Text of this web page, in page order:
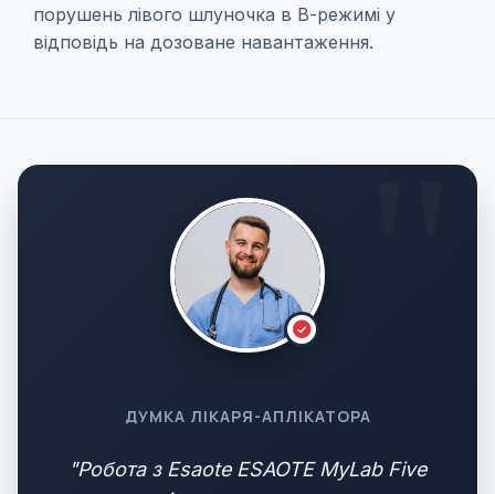
порушень лівого шлуночка в В-режимі у
відповідь на дозоване навантаження.
ДУМКА ЛІКАРЯ-АПЛІКАТОРА
"Робота з Esaote ESAOTE MyLab Five